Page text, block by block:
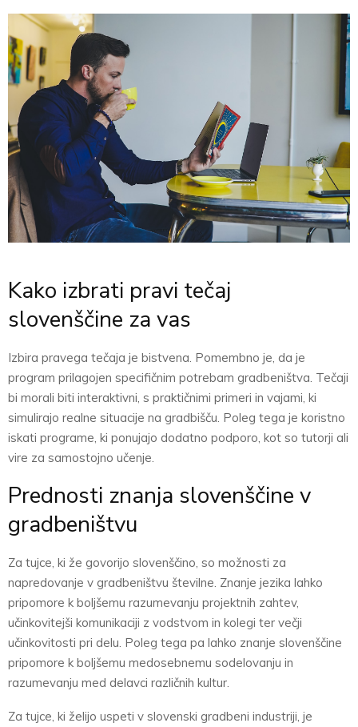
Kako izbrati pravi tečaj
slovenščine za vas
Izbira pravega tečaja je bistvena. Pomembno je, da je
program prilagojen specifičnim potrebam gradbeništva. Tečaji
bi morali biti interaktivni, s praktičnimi primeri in vajami, ki
simulirajo realne situacije na gradbišču. Poleg tega je koristno
iskati programe, ki ponujajo dodatno podporo, kot so tutorji ali
vire za samostojno učenje.
Prednosti znanja slovenščine v
gradbeništvu
Za tujce, ki že govorijo slovenščino, so možnosti za
napredovanje v gradbeništvu številne. Znanje jezika lahko
pripomore k boljšemu razumevanju projektnih zahtev,
učinkovitejši komunikaciji z vodstvom in kolegi ter večji
učinkovitosti pri delu. Poleg tega pa lahko znanje slovenščine
pripomore k boljšemu medosebnemu sodelovanju in
razumevanju med delavci različnih kultur.
Za tujce, ki želijo uspeti v slovenski gradbeni industriji, je